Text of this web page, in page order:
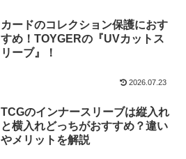
カードのコレクション保護におす
すめ！TOYGERの『UVカットス
リーブ』！
2026.07.23
TCGのインナースリーブは縦入れ
と横入れどっちがおすすめ？違い
やメリットを解説